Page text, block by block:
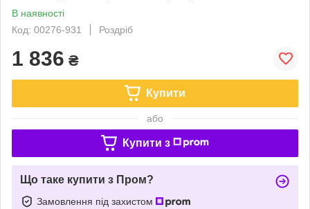
В наявності
Код: 00276-931
Роздріб
1 836 ₴
Купити
або
Купити з
Що таке купити з Пром?
Замовлення під захистом